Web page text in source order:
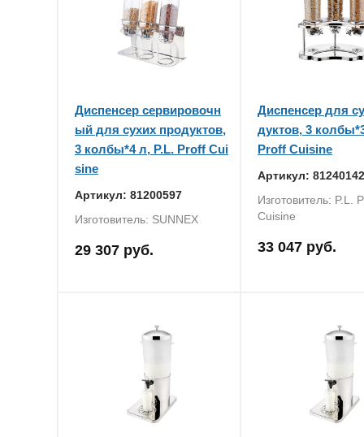
Диспенсер сервировочн
ый для сухих продуктов,
3 колбы*4 л, P.L. Proff Cui
sine
Артикул: 81200597
Изготовитель: SUNNEX
29 307 руб.
Диспенсер для
дуктов, 3
Proff Cuisine
Артикул: 81240142
Изготовитель: P.L.
Cuisine
33 047 руб.